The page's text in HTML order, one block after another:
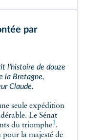
par
Claude.
du triomphe1.